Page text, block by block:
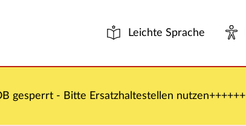
Leichte Sprache
gesperrt - Bitte Ersatzhaltestellen nutzen++++++